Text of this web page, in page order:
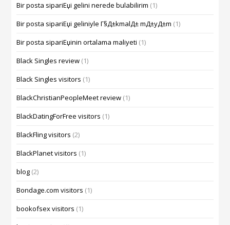
Bir posta sipariЕџi gelini nerede bulabilirim (1)
Bir posta sipariЕџi geliniyle Г§Д±kmalД± mД±yД±m (1)
Bir posta sipariЕџinin ortalama maliyeti (1)
Black Singles review (1)
Black Singles visitors (1)
BlackChristianPeopleMeet review (1)
BlackDatingForFree visitors (1)
BlackFling visitors (2)
BlackPlanet visitors (1)
blog (2)
Bondage.com visitors (1)
bookofsex visitors (1)